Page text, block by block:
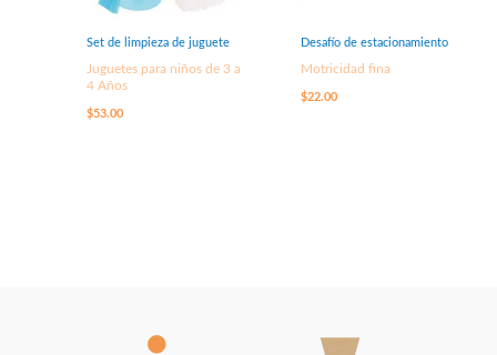
Set de limpieza de juguete
Juguetes para niños de 3 a
4 Años
$53.00
Desafío de estacionamiento
Motricidad fina
$22.00